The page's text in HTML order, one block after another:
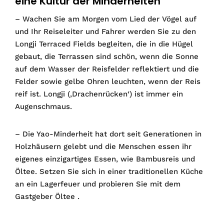
– Wachen Sie am Morgen vom Lied der Vögel auf
und Ihr Reiseleiter und Fahrer werden Sie zu den
Longji Terraced Fields begleiten, die in die Hügel
gebaut, die Terrassen sind schön, wenn die Sonne
auf dem Wasser der Reisfelder reflektiert und die
Felder sowie gelbe Ohren leuchten, wenn der Reis
reif ist. Longji (‚Drachenrücken‘) ist immer ein
Augenschmaus.
– Die Yao-Minderheit hat dort seit Generationen in
Holzhäusern gelebt und die Menschen essen ihr
eigenes einzigartiges Essen, wie Bambusreis und
Öltee. Setzen Sie sich in einer traditionellen Küche
an ein Lagerfeuer und probieren Sie mit dem
Gastgeber Öltee .